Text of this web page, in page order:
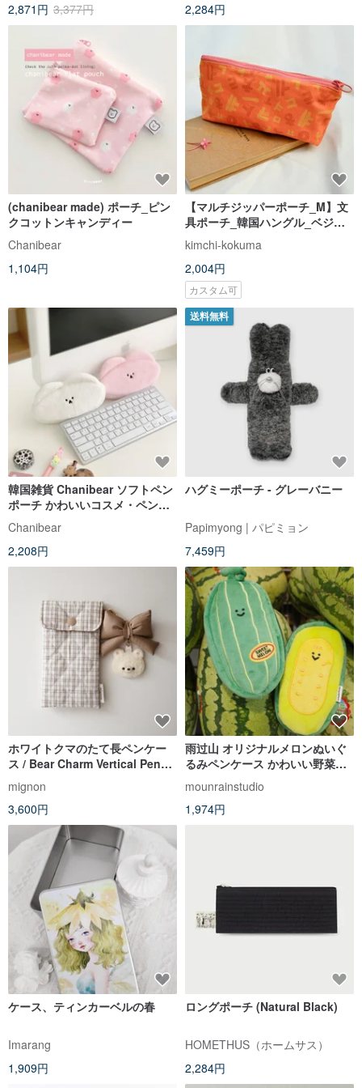
2,871円 3,377円 2,284円
(chanibear made) ポーチ_ピン
クコットンキャンディー
Chanibear
1,104円
【マルチジッパーポーチ_M】文
具ポーチ_韓国ハングル_ベジタ
ブルオレンジ
kimchi-kokuma
2,004円
カスタム可
韓国雑貨 Chanibear ソフトペン
ポーチ かわいいコスメ・ペンケ
ース
Chanibear
2,208円
送料無料
ハグミーポーチ - グレーバニー
Papimyong | パピミョン
7,459円
ホワイトクマのたて長ペンケー
ス / Bear Charm Vertical Pencil
mignon
3,600円
雨过山 オリジナルメロンぬいぐ
るみペンケース かわいい野菜柄
文房具ポーチ 韓国風 ユニーク 大
容量鉛筆収納バッグ
mounrainstudio
1,974円
ケース、ティンカーベルの春
Imarang
1,909円
ロングポーチ (Natural Black)
HOMETHUS（ホームサス）
2,284円